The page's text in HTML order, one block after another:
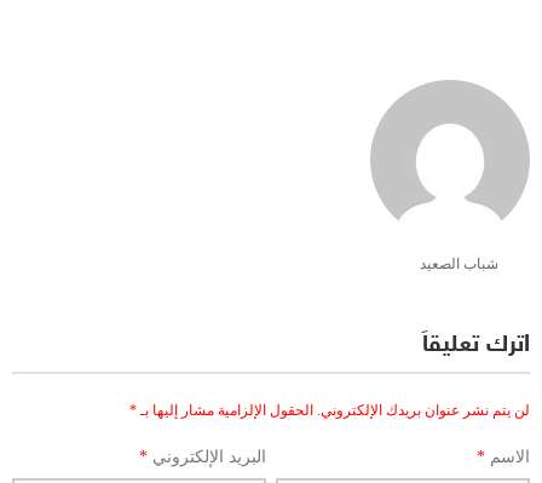
شباب الصعيد
اترك تعليقاً
لن يتم نشر عنوان بريدك الإلكتروني. الحقول الإلزامية مشار إليها بـ*
الاسم * البريد الإلكتروني*